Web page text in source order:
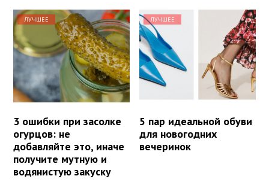
ЛУЧШЕЕ
3 ошибки при засолке
огурцов: не
добавляйте это, иначе
получите мутную и
водянистую закуску
ЛУЧШЕЕ
5 пар идеальной обуви
для новогодних
вечеринок